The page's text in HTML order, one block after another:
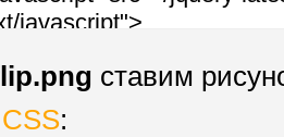
javascript">
{ //При
.msg_block").stop()
ставим
CSS: